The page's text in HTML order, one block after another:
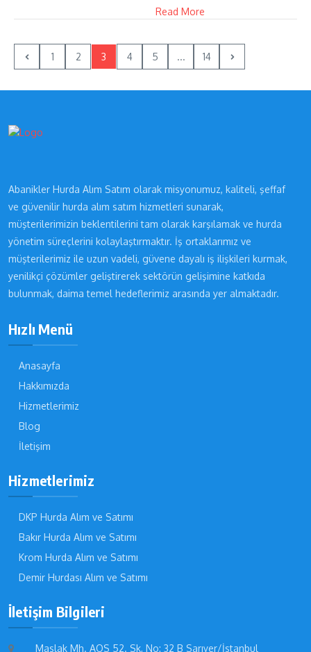
Read More
1 2 3 4 5 ... 14
Abanikler Hurda Alım Satım olarak misyonumuz, kaliteli, şeffaf
ve güvenilir hurda alım satım hizmetleri sunarak,
müşterilerimizin beklentilerini tam olarak karşılamak ve hurda
yönetim süreçlerini kolaylaştırmaktır. İş ortaklarımız ve
müşterilerimiz ile uzun vadeli, güvene dayalı iş ilişkileri kurmak,
yenilikçi çözümler geliştirerek sektörün gelişimine katkıda
bulunmak, daima temel hedeflerimiz arasında yer almaktadır.
Hızlı Menü
Anasayfa
Hakkımızda
Hizmetlerimiz
Blog
İletişim
Hizmetlerimiz
DKP Hurda Alım ve Satımı
Bakır Hurda Alım ve Satımı
Krom Hurda Alım ve Satımı
Demir Hurdası Alım ve Satımı
İletişim Bilgileri
Maslak Mh. AOS 52. Sk, No: 32 B Sarıyer/İstanbul